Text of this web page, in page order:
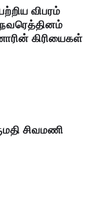
விபரம்
கிரியைகள்
சிவமணி